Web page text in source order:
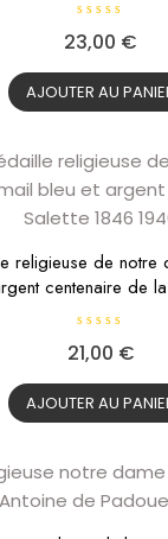
N
o
e
0
s
u
23,00 €
AJOUTER AU
religieuse de notre
centenaire de
N
o
e
0
s
u
21,00 €
AJOUTER AU